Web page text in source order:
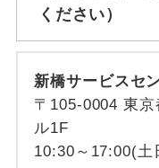
ください）
新橋サービスセ
〒105-0004 東
ル1F
10:30～17:00(土